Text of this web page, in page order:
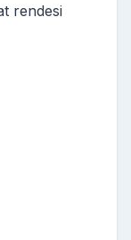
rendesi